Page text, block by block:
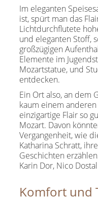
Im eleganten
ist, spürt man das
Lichtdurchflutete
und eleganten Stoff,
großzügigen
Elemente im
Mozartstatue, und
entdecken.
Ein Ort also, an dem
kaum einem
einzigartige Flair so
Mozart. Davon
Vergangenheit, wie
Katharina Schratt,
Geschichten
Karin Dor, Nico
Komfort und